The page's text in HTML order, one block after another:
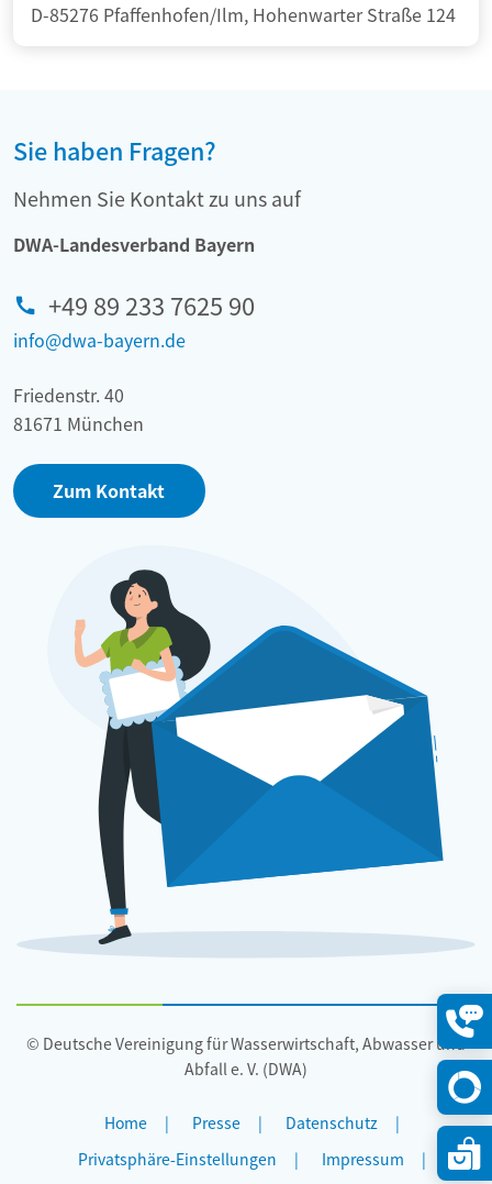
D-85276 Pfaffenhofen/Ilm, Hohenwarter Straße 124
Sie haben Fragen?
Nehmen Sie Kontakt zu uns auf
DWA-Landesverband Bayern
+49 89 233 7625 90
info@dwa-bayern.de
Friedenstr. 40
81671 München
Zum Kontakt
© Deutsche Vereinigung für Wasserwirtschaft, Abwasser und
Abfall e. V. (DWA)
Home Presse
Datenschutz
Privatsphäre-Einstellungen
Impressum